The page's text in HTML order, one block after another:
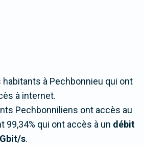
habitants à Pechbonnieu qui ont
à internet.
Pechbonniliens ont accès au
99,34% qui ont accès à un débit
s.